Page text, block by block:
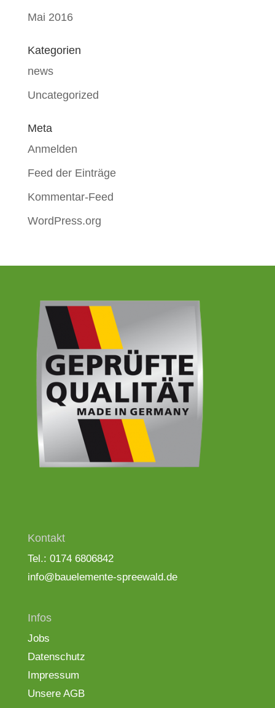
Mai 2016
Kategorien
news
Uncategorized
Meta
Anmelden
Feed der Einträge
Kommentar-Feed
WordPress.org
Kontakt
Tel.: 0174 6806842
info@bauelemente-spreewald.de
Infos
Jobs
Datenschutz
Impressum
Unsere AGB